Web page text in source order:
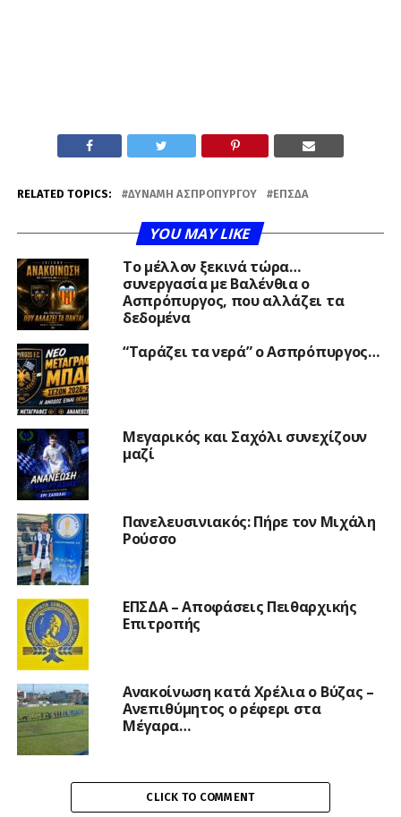
RELATED TOPICS: ΔΎΝΑΜΗ ΑΣΠΡΟΠΎΡΓΟΥ ΕΠΣΔΑ
YOU MAY LIKE
Το μέλλον ξεκινά τώρα…
συνεργασία με Βαλένθια ο
Ασπρόπυργος, που αλλάζει τα
δεδομένα
“Ταράζει τα νερά” ο Ασπρόπυργος…
Μεγαρικός και Σαχόλι συνεχίζουν
μαζί
Πανελευσινιακός: Πήρε τον Μιχάλη
Ρούσσο
ΕΠΣΔΑ – Αποφάσεις Πειθαρχικής
Επιτροπής
Ανακοίνωση κατά Χρέλια ο Βύζας –
Ανεπιθύμητος ο ρέφερι στα
Μέγαρα…
CLICK TO COMMENT